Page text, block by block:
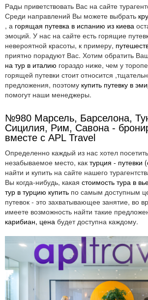
Рады приветствовать Вас на сайте
Среди направлений Вы можете выбрать
, а горящая путевка в испанию из киева
эмоций. У нас на сайте есть горящие
невероятной красоты, к примеру,
приятно порадуют Вас. Хотим обратить
на тур в италию гораздо ниже, чем у
горящей путевки стоит относится
предложения, поэтому купить путевку в
помогут наши менеджеры.
№980 Марсель, Барселона,
Сицилия, Рим, Савона -
вместе с APL Travel
Определенно каждый из нас хотел
незабываемое место, как турция - путевки
найти и купить на сайте нашего
Вы когда-нибудь, какая стоимость тура в
тур в турцию купить по самым доступным
путевок - это захватывающее занятие, во
имеете возможность найти такие
карибиан, цена будет доступна каждому.